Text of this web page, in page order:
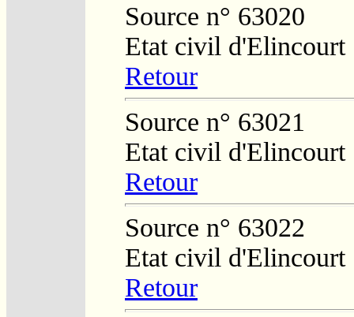
Source n° 63020
Etat civil d'Elincourt
Retour
Source n° 63021
Etat civil d'Elincourt
Retour
Source n° 63022
Etat civil d'Elincourt
Retour